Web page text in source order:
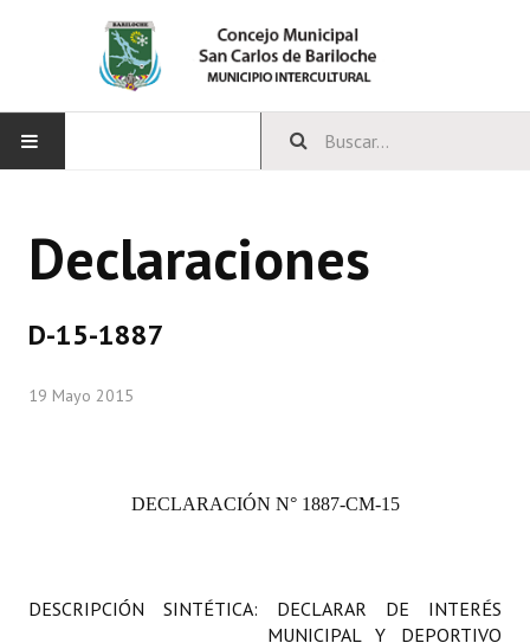
CONCEJO
Comisiones Permanentes
Concejales Mandato Cumplido
LEGISLACIÓN
Declaraciones
D-15-1887
19 Mayo 2015
DECLARACIÓN N° 1887-CM-15
DESCRIPCIÓN SINTÉTICA: DECLARAR DE INTERÉS
MUNICIPAL Y DEPORTIVO